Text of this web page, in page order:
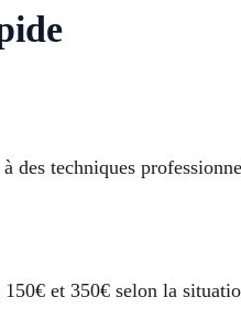
des techniques
et 350€ selon la